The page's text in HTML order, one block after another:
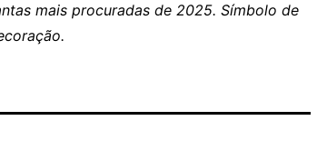
mais procuradas de 2025. Símbolo de